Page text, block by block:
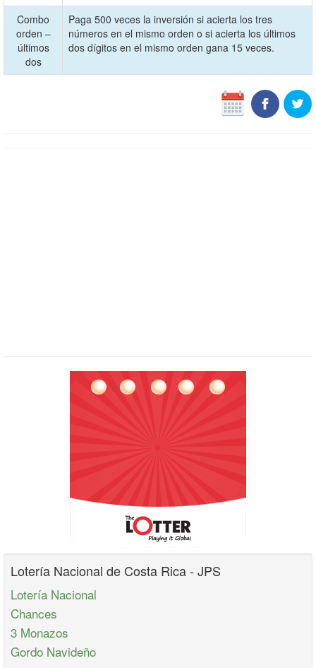
Combo
orden –
últimos
dos
Paga 500 veces la inversión si acierta los tres
números en el mismo orden o si acierta los últimos
dos dígitos en el mismo orden gana 15 veces.
Lotería Nacional de Costa Rica - JPS
Lotería Nacional
Chances
3 Monazos
Gordo Navideño